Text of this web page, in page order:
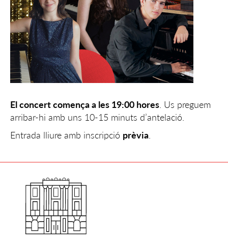
El concert comença a les 19:00 hores . Us preguem
arribar-hi amb uns 10-15 minuts d’antelació.
Entrada lliure amb inscripció prèvia